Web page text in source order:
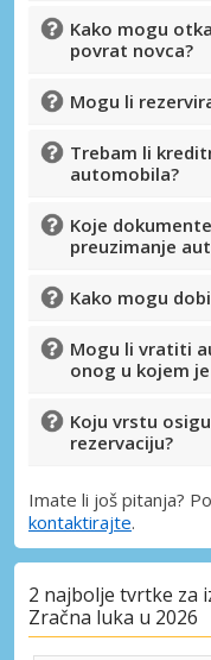
Kako mogu
povrat novca?
Mogu li
Trebam li
automobila?
Koje
preuzimanje
Kako mogu
Mogu li vratiti
onog u kojem
Koju vrstu
rezervaciju?
Imate li još pitanja?
kontaktirajte.
2 najbolje tvrtke za
Zračna luka u 2026